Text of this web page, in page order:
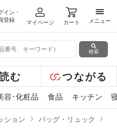
イン・
登録
マイページ カート
メニ
メニュー
検索
む つながる
容･化粧品 食品 キッチン
ション バッグ・リュック